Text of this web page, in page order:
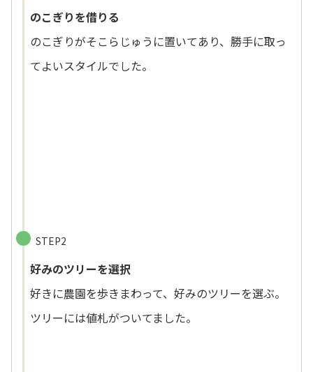
のこぎりを借りる
のこぎりがそこらじゅうに置いてあり、勝手に取っ
てよいスタイルでした。
STEP2
好みのツリーを選択
好きに農園を歩きまわって、好みのツリーを選ぶ。
ツリーには値札がついてました。